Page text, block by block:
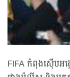
FIFA កំពុងស៊ើបអង្